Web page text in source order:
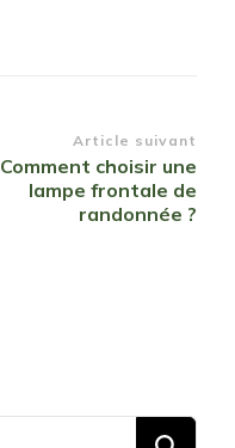
Article suivant
Comment choisir une
lampe frontale de
randonnée ?